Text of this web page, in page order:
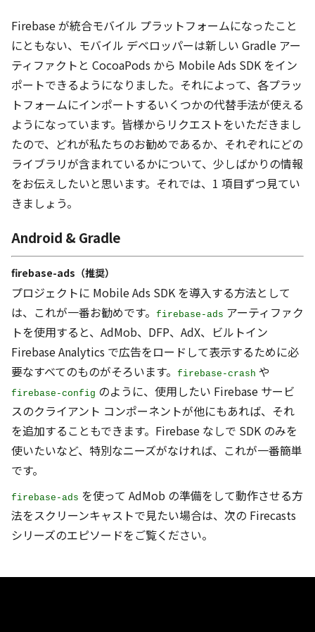
Firebase が統合モバイル プラットフォームになったこと
にともない、モバイル デベロッパーは新しい Gradle アー
ティファクトと CocoaPods から Mobile Ads SDK をイン
ポートできるようになりました。それによって、各プラッ
トフォームにインポートするいくつかの代替手法が使える
ようになっています。皆様からリクエストをいただきまし
たので、どれが私たちのお勧めであるか、それぞれにどの
ライブラリが含まれているかについて、少しばかりの情報
をお伝えしたいと思います。それでは、1 項目ずつ見てい
きましょう。
Android & Gradle
firebase-ads（推奨）
プロジェクトに Mobile Ads SDK を導入する方法として
は、これが一番お勧めです。
firebase-ads アーティファク
トを使用すると、AdMob、DFP、AdX、ビルトイン
Firebase Analytics で広告をロードして表示するために必
要なすべてのものがそろいます。
firebase-crash や
firebase-config のように、使用したい Firebase サービ
スのクライアント コンポーネントが他にもあれば、それ
を追加することもできます。Firebase なしで SDK のみを
使いたいなど、特別なニーズがなければ、これが一番簡単
です。
firebase-ads を使って AdMob の準備をして動作させる方
法をスクリーンキャストで見たい場合は、次の Firecasts
シリーズのエピソードをご覧ください。